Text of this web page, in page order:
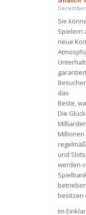
says:
December
Sie
Spielern
neue
das
Beste,
Die
und
werden
besitzen
Im